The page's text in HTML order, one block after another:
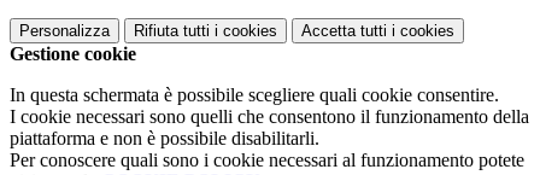
Personalizza Rifiuta tutti i cookies Accetta tutti i cookies
Gestione cookie
In questa schermata è possibile scegliere quali cookie consentire.
I cookie necessari sono quelli che consentono il funzionamento della
piattaforma e non è possibile disabilitarli.
Per conoscere quali sono i cookie necessari al funzionamento potete